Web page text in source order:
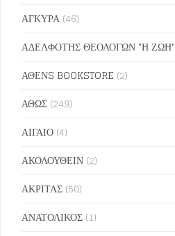
ΑΓΚΥΡΑ (46)
ΑΔΕΛΦΟΤΗΣ ΘΕΟΛΟΓΩΝ "Η ΖΩΗ"
ΑΘΕΝS BOOKSTORE (2)
ΑΘΩΣ (249)
ΑΙΓΑΙΟ (4)
ΑΚΟΛΟΥΘΕΙΝ (2)
ΑΚΡΙΤΑΣ (50)
ΑΝΑΤΟΛΙΚΟΣ (1)